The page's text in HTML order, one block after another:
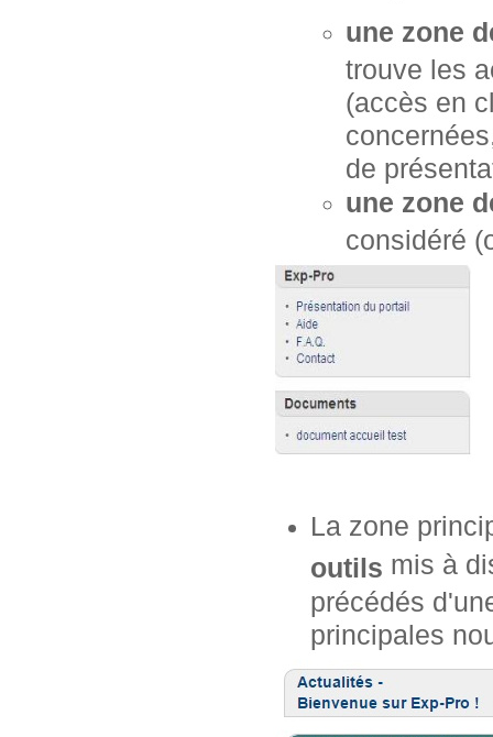
une zone
trouve les
(accès en
de
une zone
considéré
La zone
outils mis à
précédés
principales